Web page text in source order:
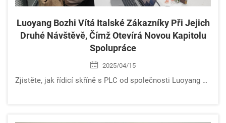
Luoyang Bozhi Vítá Italské Zákazníky Při Jejich
Druhé Návštěvě, Čímž Otevírá Novou Kapitolu
Spolupráce
2025/04/15
Zjistěte, jak řídicí skříně s PLC od společnosti Luoyang Bozhi zajišťují přesnost, stabilitu a inteligentní monitorování pro asfaltové míchačky. Důvěřované mezinárodními klienty pro spolehlivou automatizaci. Zjistěte více.